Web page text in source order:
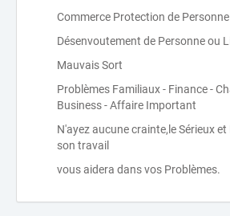
Commerce Protection de
Désenvoutement de Personne ou
Mauvais Sort
Problèmes Familiaux - Finance -
Business - Affaire Important
N'ayez aucune crainte,le Sérieux
son travail
vous aidera dans vos Problèmes.